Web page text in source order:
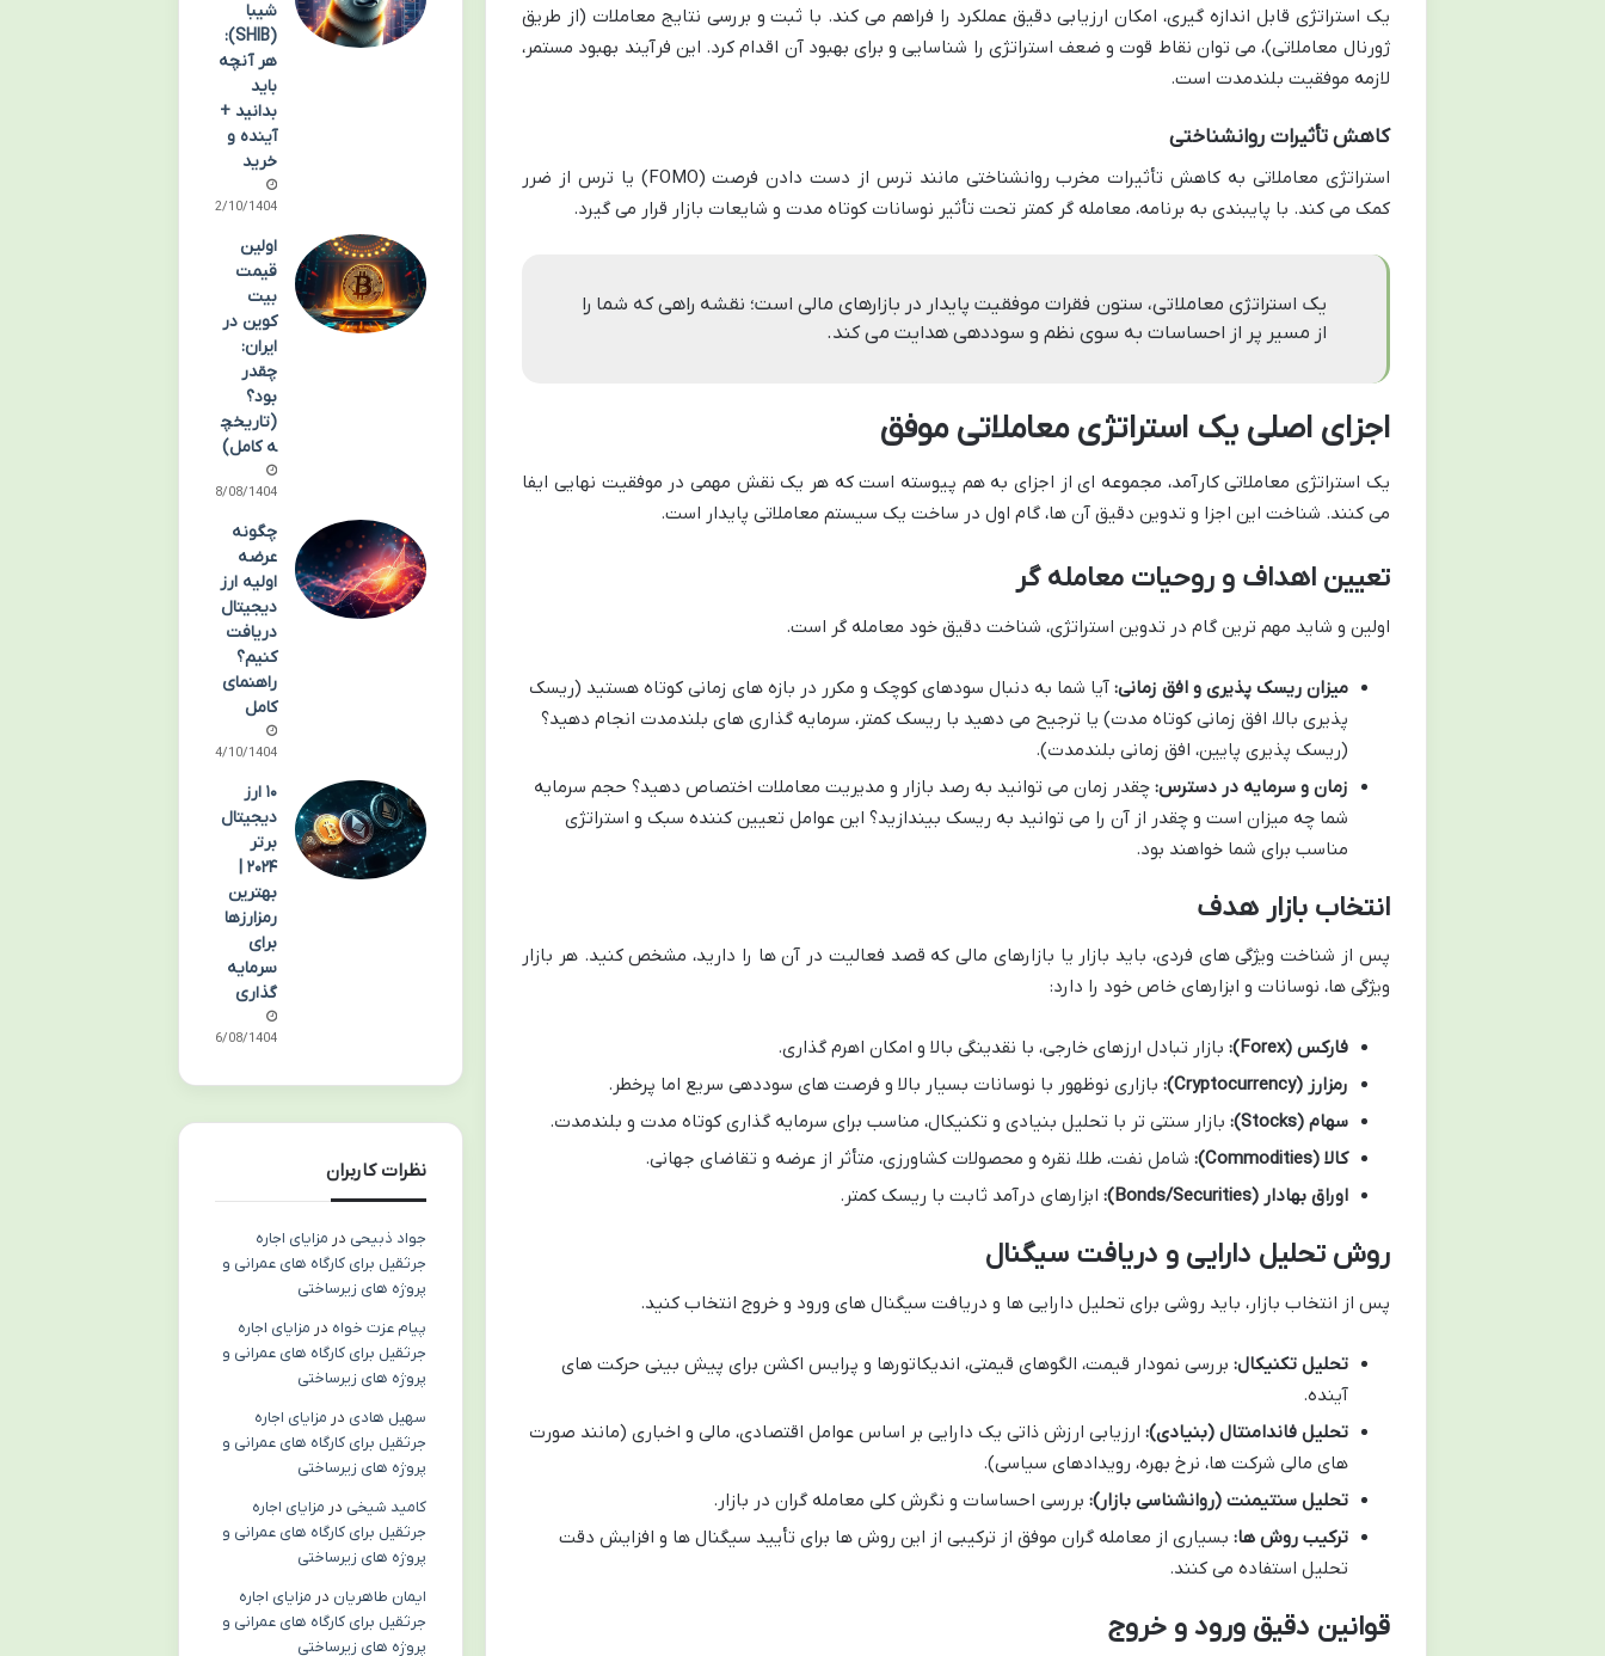
یک استراتژی قابل اندازه گیری، امکان ارزیابی دقیق عملکرد را فراهم می کند. با ثبت و بررسی نتایج معاملات (از طریق
ژورنال معاملاتی)، می توان نقاط قوت و ضعف استراتژی را شناسایی و برای بهبود آن اقدام کرد. این فرآیند بهبود مستمر،
لازمه موفقیت بلندمدت است.
کاهش تأثیرات روانشناختی
استراتژی معاملاتی به کاهش تأثیرات مخرب روانشناختی مانند ترس از دست دادن فرصت (FOMO) یا ترس از ضرر
کمک می کند. با پایبندی به برنامه، معامله گر کمتر تحت تأثیر نوسانات کوتاه مدت و شایعات بازار قرار می گیرد.
یک استراتژی معاملاتی، ستون فقرات موفقیت پایدار در بازارهای مالی است؛ نقشه راهی که شما را
از مسیر پر از احساسات به سوی نظم و سوددهی هدایت می کند.
اجزای اصلی یک استراتژی معاملاتی موفق
یک استراتژی معاملاتی کارآمد، مجموعه ای از اجزای به هم پیوسته است که هر یک نقش مهمی در موفقیت نهایی ایفا
می کنند. شناخت این اجزا و تدوین دقیق آن ها، گام اول در ساخت یک سیستم معاملاتی پایدار است.
تعیین اهداف و روحیات معامله گر
اولین و شاید مهم ترین گام در تدوین استراتژی، شناخت دقیق خود معامله گر است.
میزان ریسک پذیری و افق زمانی: آیا شما به دنبال سودهای کوچک و مکرر در بازه های زمانی کوتاه هستید (ریسک
پذیری بالا، افق زمانی کوتاه مدت) یا ترجیح می دهید با ریسک کمتر، سرمایه گذاری های بلندمدت انجام دهید؟
(ریسک پذیری پایین، افق زمانی بلندمدت).
زمان و سرمایه در دسترس: چقدر زمان می توانید به رصد بازار و مدیریت معاملات اختصاص دهید؟ حجم سرمایه
شما چه میزان است و چقدر از آن را می توانید به ریسک بیندازید؟ این عوامل تعیین کننده سبک و استراتژی
مناسب برای شما خواهند بود.
انتخاب بازار هدف
پس از شناخت ویژگی های فردی، باید بازار یا بازارهای مالی که قصد فعالیت در آن ها را دارید، مشخص کنید. هر بازار
ویژگی ها، نوسانات و ابزارهای خاص خود را دارد:
فارکس (Forex):
بازار تبادل ارزهای خارجی، با نقدینگی بالا و امکان اهرم گذاری.
رمزارز (Cryptocurrency):
بازاری نوظهور با نوسانات بسیار بالا و فرصت های سوددهی سریع اما پرخطر.
سهام (Stocks):
بازار سنتی تر با تحلیل بنیادی و تکنیکال، مناسب برای سرمایه گذاری کوتاه مدت و بلندمدت.
کالا (Commodities):
شامل نفت، طلا، نقره و محصولات کشاورزی، متأثر از عرضه و تقاضای جهانی.
اوراق بهادار (Bonds/Securities):
ابزارهای درآمد ثابت با ریسک کمتر.
روش تحلیل دارایی و دریافت سیگنال
پس از انتخاب بازار، باید روشی برای تحلیل دارایی ها و دریافت سیگنال های ورود و خروج انتخاب کنید.
تحلیل تکنیکال: بررسی نمودار قیمت، الگوهای قیمتی، اندیکاتورها و پرایس اکشن برای پیش بینی حرکت های
آینده.
تحلیل فاندامنتال (بنیادی): ارزیابی ارزش ذاتی یک دارایی بر اساس عوامل اقتصادی، مالی و اخباری (مانند صورت
های مالی شرکت ها، نرخ بهره، رویدادهای سیاسی).
تحلیل سنتیمنت (روانشناسی بازار): بررسی احساسات و نگرش کلی معامله گران در بازار.
ترکیب روش ها: بسیاری از معامله گران موفق از ترکیبی از این روش ها برای تأیید سیگنال ها و افزایش دقت
تحلیل استفاده می کنند.
قوانین دقیق ورود و خروج
شیبا
(SHIB):
هر آنچه
باید
بدانید +
آینده و
خرید
12/10/1404
اولین
قیمت
بیت
کوین در
ایران:
چقدر
بود؟
(تاریخچ
ه کامل)
28/08/1404
چگونه
عرضه
اولیه ارز
دیجیتال
دریافت
کنیم؟
راهنمای
کامل
14/10/1404
۱۰ ارز
دیجیتال
برتر
۲۰۲۴ |
بهترین
رمزارزها
برای
سرمایه
گذاری
16/08/1404
نظرات کاربران
جواد ذبیحی در مزایای اجاره
جرثقیل برای کارگاه های عمرانی و
پروژه های زیرساختی
پیام عزت خواه در مزایای اجاره
جرثقیل برای کارگاه های عمرانی و
پروژه های زیرساختی
سهیل هادی در مزایای اجاره
جرثقیل برای کارگاه های عمرانی و
پروژه های زیرساختی
کامید شیخی در مزایای اجاره
جرثقیل برای کارگاه های عمرانی و
پروژه های زیرساختی
ایمان طاهریان در مزایای اجاره
جرثقیل برای کارگاه های عمرانی و
پروژه های زیرساختی